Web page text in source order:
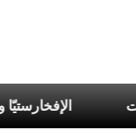
الانقسامات